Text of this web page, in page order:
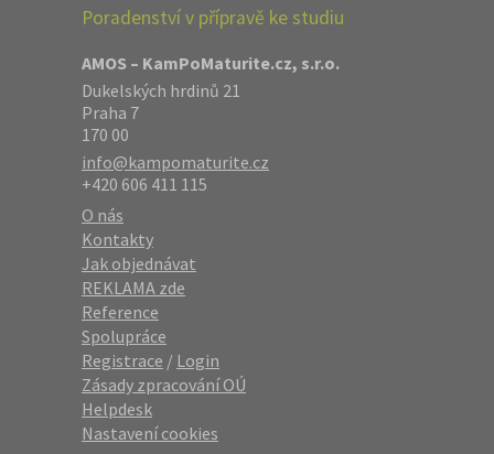
Poradenství v přípravě ke studiu
AMOS – KamPoMaturite.cz, s.r.o.
Dukelských hrdinů 21
Praha 7
170 00
info@kampomaturite.cz
+420 606 411 115
O nás
Kontakty
Jak objednávat
REKLAMA zde
Reference
Spolupráce
Registrace / Login
Zásady zpracování OÚ
Helpdesk
Nastavení cookies